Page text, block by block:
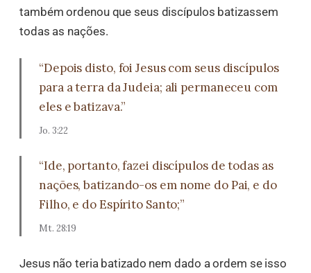
também ordenou que seus discípulos batizassem
todas as nações.
“Depois disto, foi Jesus com seus discípulos
para a terra da Judeia; ali permaneceu com
eles e batizava.”
Jo. 3:22
“Ide, portanto, fazei discípulos de todas as
nações, batizando-os em nome do Pai, e do
Filho, e do Espírito Santo;”
Mt. 28:19
Jesus não teria batizado nem dado a ordem se isso